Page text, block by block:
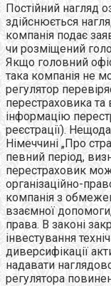
Постійний нагляд
здійснюється
компанія подає
чи розміщений
Якщо головний
така компанія не
регулятор
перестраховика
інформацію
реєстрації).
Німеччині „Про
певний період,
перестраховик
організаційно-
компанія з
взаємної
права. В законі
інвестування
диверсифікації
надавати
регулятора